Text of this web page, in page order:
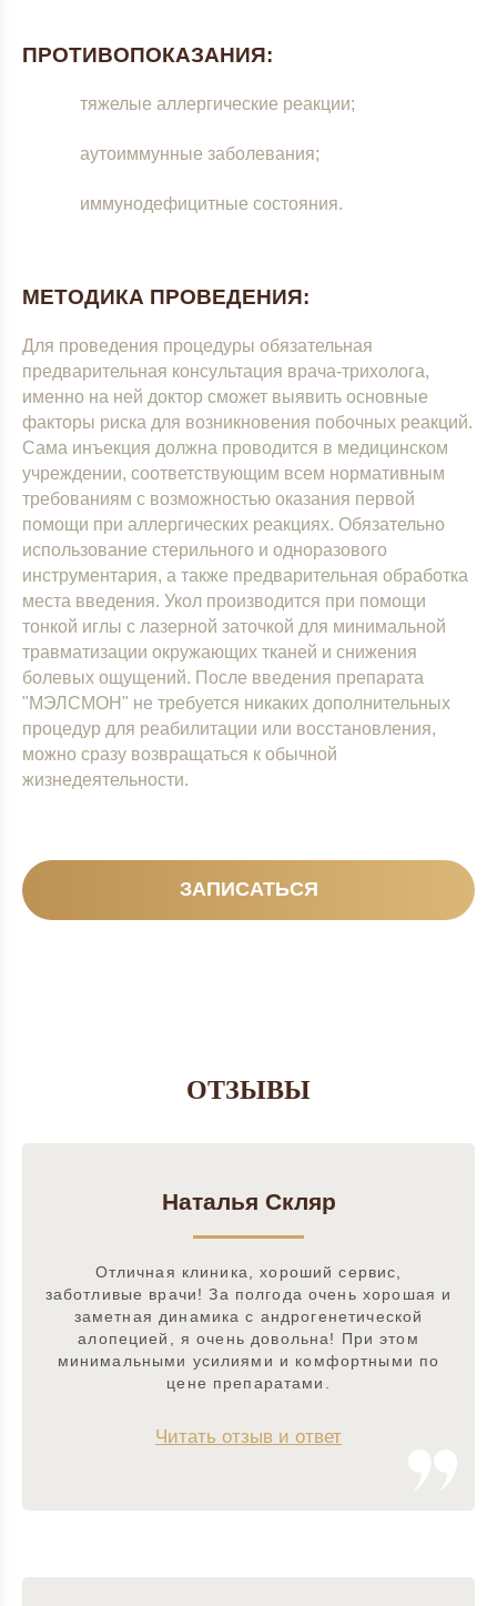
ПРОТИВОПОКАЗАНИЯ:
тяжелые аллергические реакции;
аутоиммунные заболевания;
иммунодефицитные состояния.
МЕТОДИКА ПРОВЕДЕНИЯ:
Для проведения процедуры обязательная
предварительная консультация врача-трихолога,
именно на ней доктор сможет выявить основные
факторы риска для возникновения побочных реакций.
Сама инъекция должна проводится в медицинском
учреждении, соответствующим всем нормативным
требованиям с возможностью оказания первой
помощи при аллергических реакциях. Обязательно
использование стерильного и одноразового
инструментария, а также предварительная обработка
места введения. Укол производится при помощи
тонкой иглы с лазерной заточкой для минимальной
травматизации окружающих тканей и снижения
болевых ощущений. После введения препарата
"МЭЛСМОН" не требуется никаких дополнительных
процедур для реабилитации или восстановления,
можно сразу возвращаться к обычной
жизнедеятельности.
ЗАПИСАТЬСЯ
ОТЗЫВЫ
Наталья Скляр
Отличная клиника, хороший сервис,
заботливые врачи! За полгода очень хорошая и
заметная динамика с андрогенетической
алопецией, я очень довольна! При этом
минимальными усилиями и комфортными по
цене препаратами.
Читать отзыв и ответ